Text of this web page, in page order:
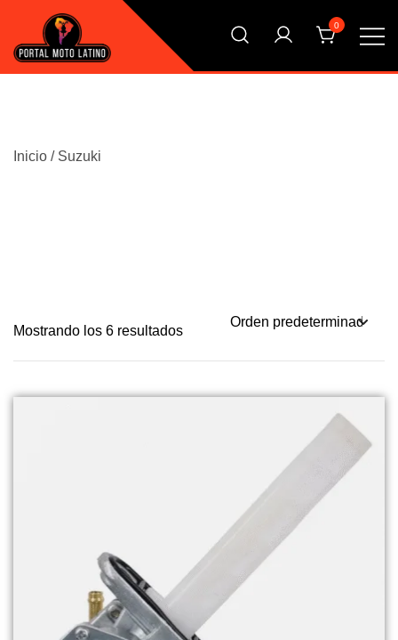
contenido
El Primer Shopping Multi Comercios de la Moto Online
0
Inicio / Suzuki
Mostrando los 6 resultados